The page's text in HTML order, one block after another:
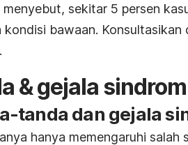
menyebut, sekitar 5 persen
kondisi bawaan.
& gejala
tanda dan gejala
hanya memengaruhi salah